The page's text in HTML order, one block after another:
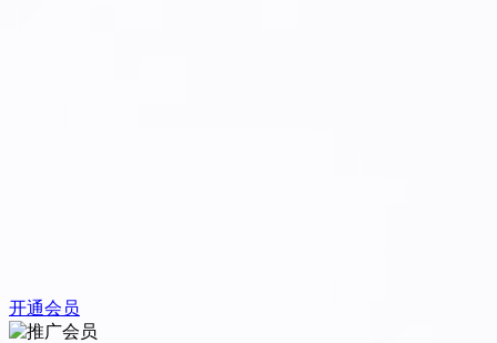
开通会员